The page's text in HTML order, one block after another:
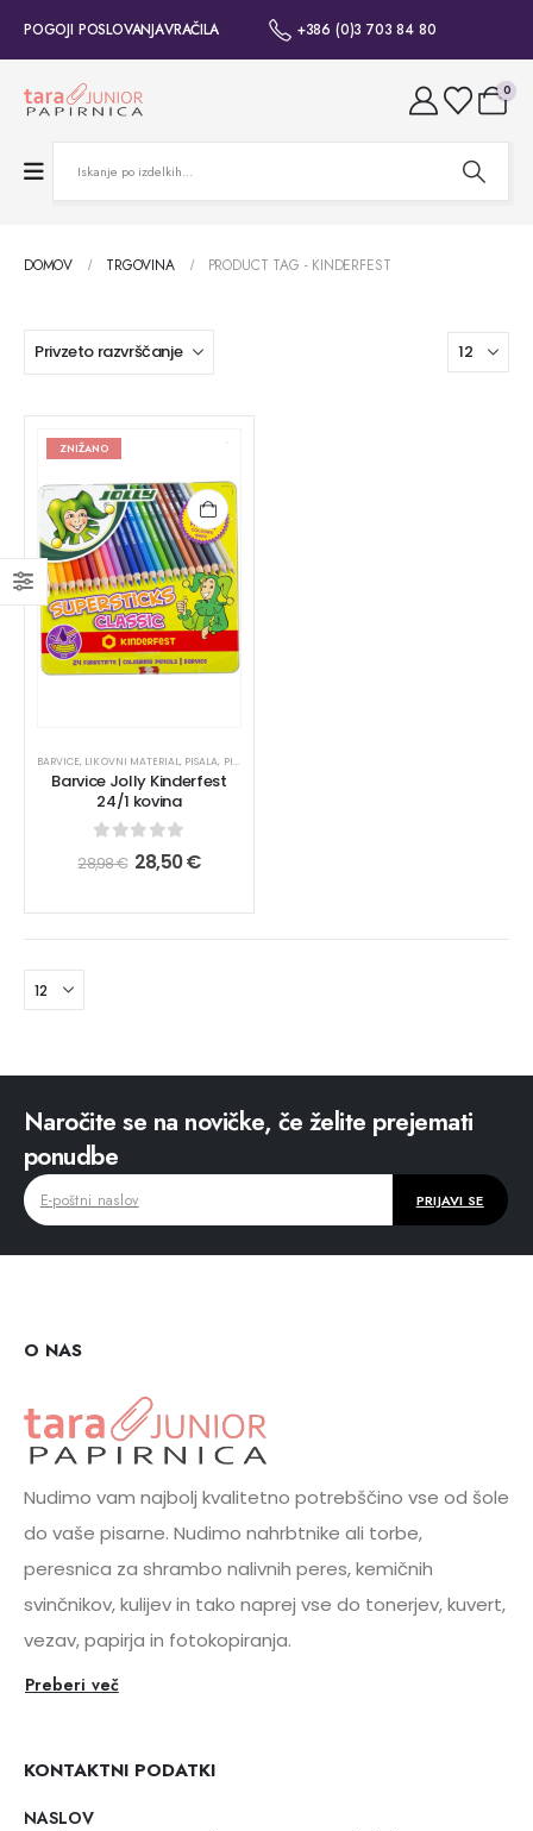
POGOJI POSLOVANJAVRAČILA +386 (0)3 703 84 80
0
DOMOV TRGOVINA PRODUCT TAG - KINDERFEST
ZNIŽANO
BARVICE, LIKOVNI MATERIAL, PISALA, PISALA
Barvice Jolly Kinderfest
24/1 kovina
out of 5
28,98€ 28,50€
Naročite se na novičke, če želite prejemati
ponudbe
O NAS
Nudimo vam najbolj kvalitetno potrebščino vse od šole
do vaše pisarne. Nudimo nahrbtnike ali torbe,
peresnica za shrambo nalivnih peres, kemičnih
svinčnikov, kulijev in tako naprej vse do tonerjev, kuvert,
vezav, papirja in fotokopiranja.
Preberi več
KONTAKTNI PODATKI
NASLOV